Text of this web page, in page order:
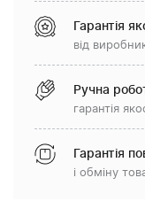
Гарантія
від
Ручна
гарантія
Гарантія
і обміну